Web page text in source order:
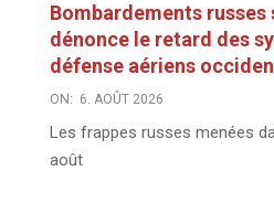
Bombardements russes
dénonce le retard des
défense aériens
ON: 6. AOÛT 2026
Les frappes russes menées
août